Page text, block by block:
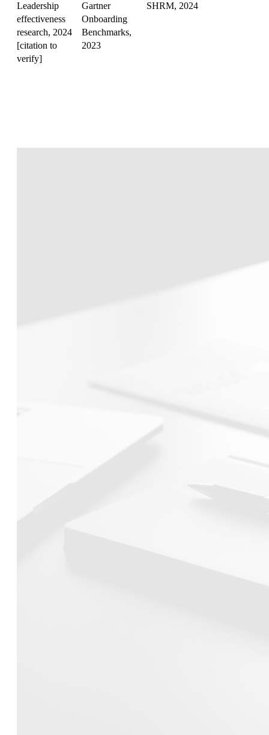
Leadership
effectiveness
research, 2024
[citation to
verify]
Gartner
Onboarding
Benchmarks,
2023
SHRM, 2024